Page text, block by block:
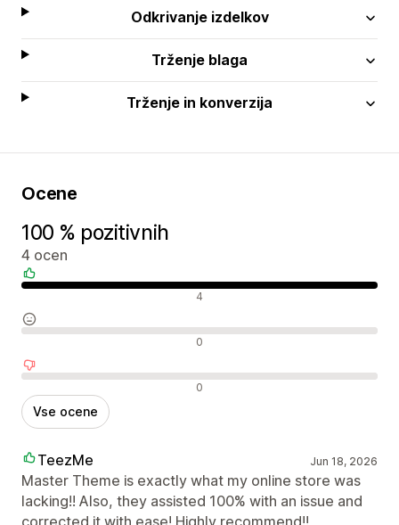
Odkrivanje izdelkov
Trženje blaga
Trženje in konverzija
Ocene
100 % pozitivnih
4 ocen
Pozitivne ocene 4
Nevtralne ocene 0
Negativne ocene 0
Vse ocene
TeezMe Jun 18, 2026
Master Theme is exactly what my online store was
lacking!! Also, they assisted 100% with an issue and
corrected it with ease! Highly recommend!!